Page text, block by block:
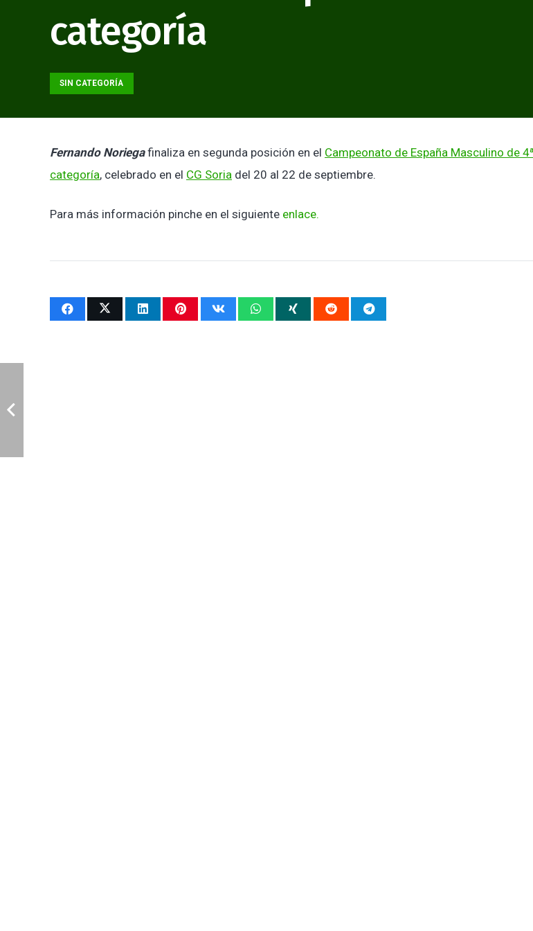
categoría
SIN CATEGORÍA
Fernando Noriegafinaliza en segunda posición en el Campeonato de España Masculino de 4ª
categoría, celebrado en el CG Soria del 20 al 22 de septiembre.
Para más información pinche en el siguiente enlace.